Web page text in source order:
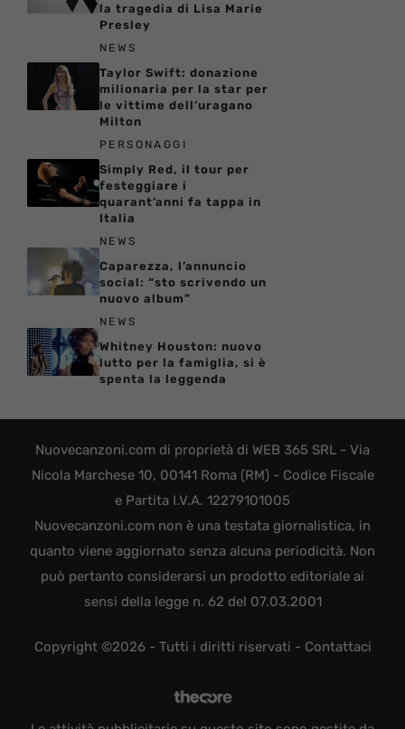
la tragedia di Lisa Marie
Presley
NEWS
Taylor Swift: donazione
milionaria per la star per
le vittime dell’uragano
Milton
PERSONAGGI
Simply Red, il tour per
festeggiare i
quarant’anni fa tappa in
Italia
NEWS
Caparezza, l’annuncio
social: “sto scrivendo un
nuovo album”
NEWS
Whitney Houston: nuovo
lutto per la famiglia, si è
spenta la leggenda
Nuovecanzoni.com di proprietà di WEB 365 SRL - Via
Nicola Marchese 10, 00141 Roma (RM) - Codice Fiscale
e Partita I.V.A. 12279101005
Nuovecanzoni.com non è una testata giornalistica, in
quanto viene aggiornato senza alcuna periodicità. Non
può pertanto considerarsi un prodotto editoriale ai
sensi della legge n. 62 del 07.03.2001
Copyright ©2026 - Tutti i diritti riservati - Contattaci